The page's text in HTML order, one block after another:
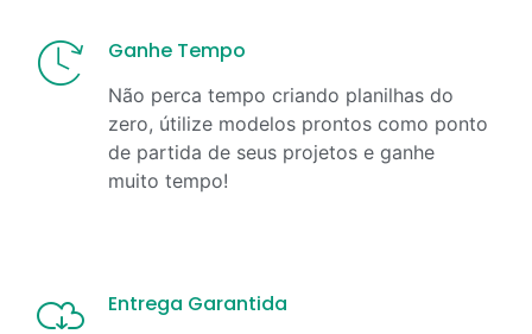
Ganhe Tempo
Não perca tempo criando planilhas do
zero, útilize modelos prontos como ponto
de partida de seus projetos e ganhe
muito tempo!
Entrega Garantida